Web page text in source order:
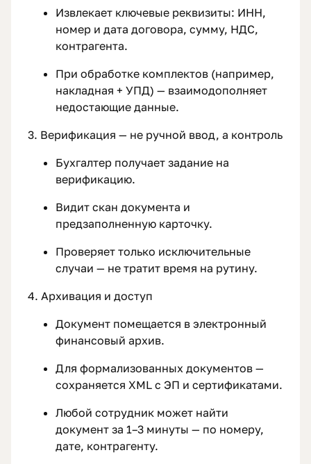
Извлекает ключевые реквизиты: ИНН,
номер и дата договора, сумму, НДС,
контрагента.
При обработке комплектов (например,
накладная + УПД) — взаимодополняет
недостающие данные.
3. Верификация — не ручной ввод, а контроль
Бухгалтер получает задание на
верификацию.
Видит скан документа и
предзаполненную карточку.
Проверяет только исключительные
случаи — не тратит время на рутину.
4. Архивация и доступ
Документ помещается в электронный
финансовый архив.
Для формализованных документов —
сохраняется XML с ЭП и сертификатами.
Любой сотрудник может найти
документ за 1–3 минуты — по номеру,
дате, контрагенту.